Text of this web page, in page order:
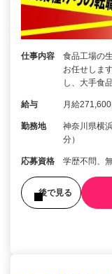
仕事内容
食品工場の
お任せしま
し、大手食
給与 月給
勤務地
神奈川県横
分）
応募資格 学歴不問、
後で見る